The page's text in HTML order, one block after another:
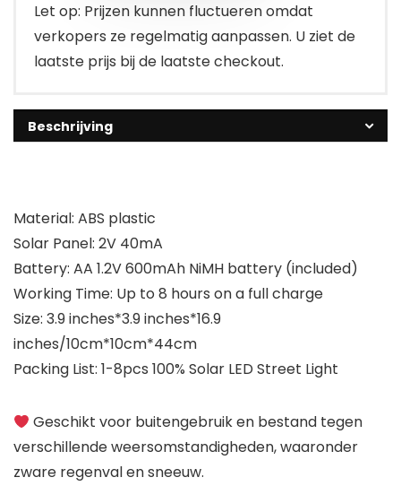
Let op: Prijzen kunnen fluctueren omdat
verkopers ze regelmatig aanpassen. U ziet de
laatste prijs bij de laatste checkout.
Beschrijving
Material: ABS plastic
Solar Panel: 2V 40mA
Battery: AA 1.2V 600mAh NiMH battery (included)
Working Time: Up to 8 hours on a full charge
Size: 3.9 inches*3.9 inches*16.9
inches/10cm*10cm*44cm
Packing List: 1-8pcs 100% Solar LED Street Light
Geschikt voor buitengebruik en bestand tegen
verschillende weersomstandigheden, waaronder
zware regenval en sneeuw.